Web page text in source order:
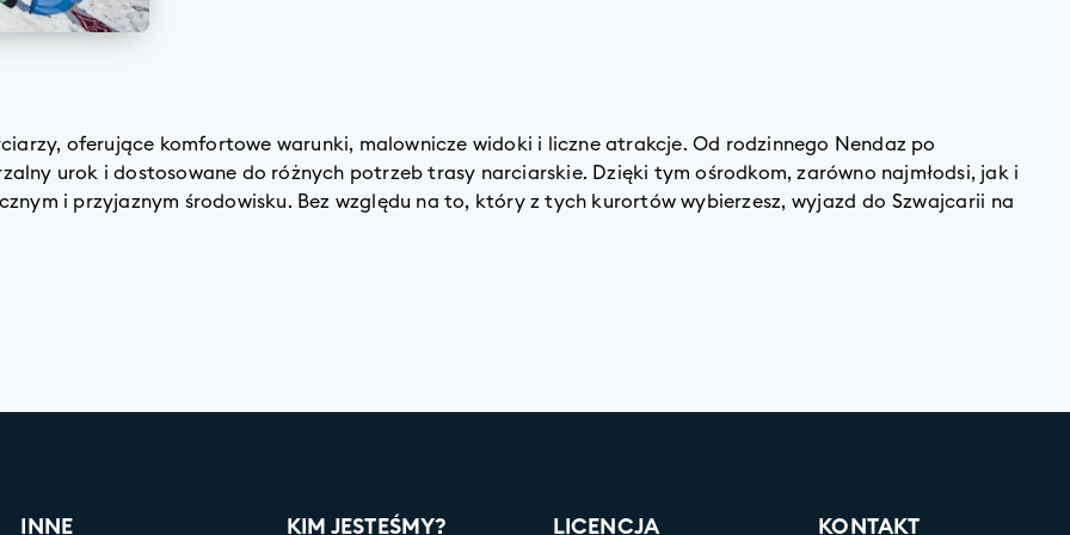
oferujące komfortowe warunki, malownicze widoki i liczne atrakcje. Od rodzinnego Nendaz po
urok i dostosowane do różnych potrzeb trasy narciarskie. Dzięki tym ośrodkom, zarówno najmłodsi, jak i
i przyjaznym środowisku. Bez względu na to, który z tych kurortów wybierzesz, wyjazd do Szwajcarii na
INNE KIM JESTEŚMY? LICENCJA KONTAKT